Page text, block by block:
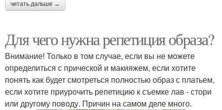
читать дальше →
Для чего нужна репетиция образа?
Внимание! Только в том случае, если вы не можете
определиться с прической и макияжем, если хотите
понять как будет смотреться полностью образ с платьем,
если хотите приурочить репетицию к съемке лав - стори
или другому поводу. Причин на самом деле много.